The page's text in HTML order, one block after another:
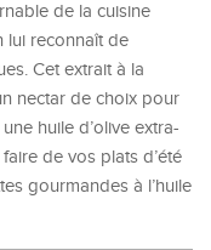
de la cuisine
lui reconnaît de
Cet extrait à la
nectar de choix pour
huile d’olive extra-
de vos plats d’été
gourmandes à l’huile